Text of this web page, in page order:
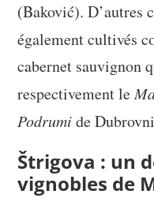
(Baković). D’autres
également cultivés
cabernet sauvignon
respectivement le
Podrumide
Štrigova : un
vignobles de